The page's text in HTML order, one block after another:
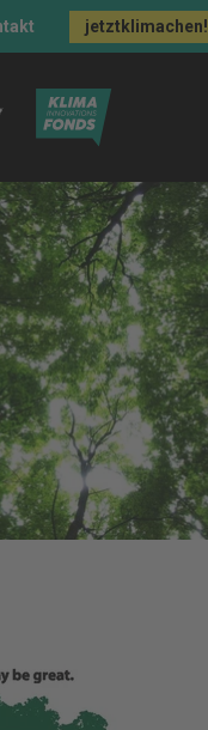
jetztklimachen!